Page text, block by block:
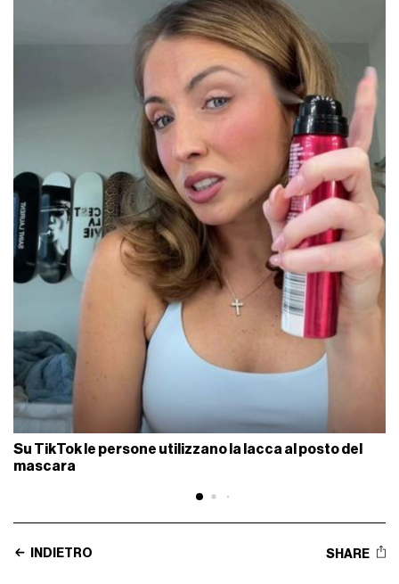
Su TikTok le persone utilizzano la lacca al posto del
mascara
INDIETRO SHARE